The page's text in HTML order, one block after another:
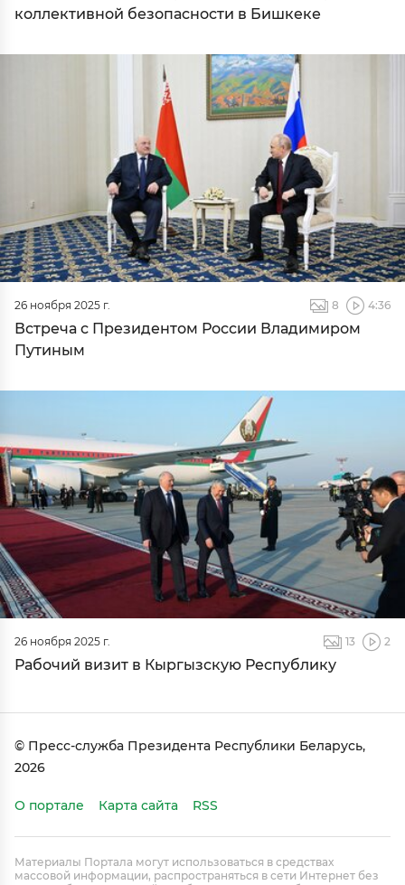
коллективной безопасности в Бишкеке
26 ноября 2025 г. 8 4:36
Встреча с Президентом России Владимиром
Путиным
26 ноября 2025 г. 13 2
Рабочий визит в Кыргызскую Республику
© Пресс-служба Президента Республики Беларусь,
2026
О портале Карта сайта RSS
Материалы Портала могут использоваться в средствах
массовой информации, распространяться в сети Интернет без